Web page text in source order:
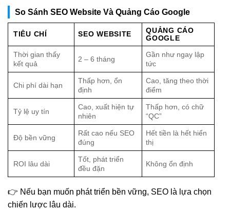
So Sánh SEO Website Và Quảng Cáo Google
TIÊU CHÍ SEO WEBSITE
QUẢNG CÁO
GOOGLE
Thời gian thấy
kết quả
2 – 6 tháng
Gần như ngay lập
tức
Chi phí dài hạn
Thấp hơn, ổn
định
Cao, tăng theo thời
điểm
Tỷ lệ uy tín
Cao, xuất hiện tự
nhiên
Thấp hơn, có chữ
“QC”
Độ bền vững
Rất cao nếu SEO
đúng
Hết tiền là hết hiển
thị
ROI lâu dài
Tốt, phát triển
đều đặn
Không ổn định
👉 Nếu bạn muốn phát triển bền vững, SEO là lựa chọn
chiến lược lâu dài.